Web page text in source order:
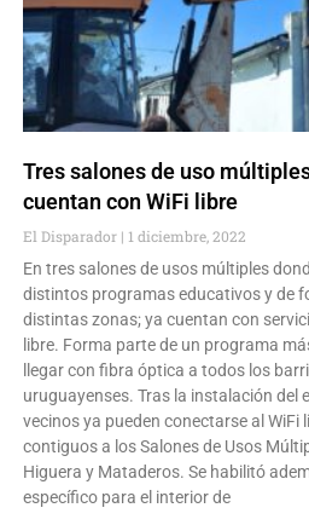
Tres salones de uso
cuentan con WiFi libre
El Disparador
1 diciembre, 2022
En tres salones de usos múltiples
distintos programas educativos y de
distintas zonas; ya cuentan con
libre. Forma parte de un programa
llegar con fibra óptica a todos los
uruguayenses. Tras la instalación del
vecinos ya pueden conectarse al WiFi
contiguos a los Salones de Usos
Higuera y Mataderos. Se habilitó
específico para el interior de